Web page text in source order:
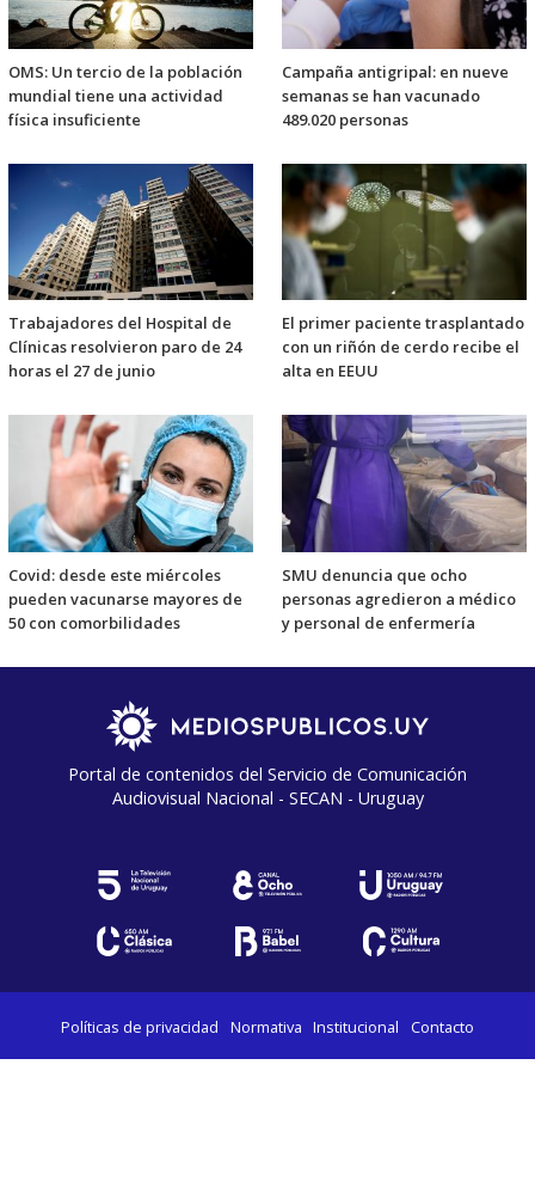
OMS: Un tercio de la población
mundial tiene una actividad
física insuficiente
Campaña antigripal: en nueve
semanas se han vacunado
489.020 personas
Trabajadores del Hospital de
Clínicas resolvieron paro de 24
horas el 27 de junio
El primer paciente trasplantado
con un riñón de cerdo recibe el
alta en EEUU
Covid: desde este miércoles
pueden vacunarse mayores de
50 con comorbilidades
SMU denuncia que ocho
personas agredieron a médico
y personal de enfermería
Portal de contenidos del Servicio de Comunicación
Audiovisual Nacional - SECAN - Uruguay
Políticas de privacidad Normativa Institucional Contacto